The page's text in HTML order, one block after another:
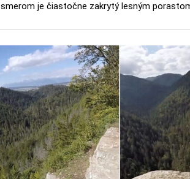
smerom je čiastočne zakrytý lesným